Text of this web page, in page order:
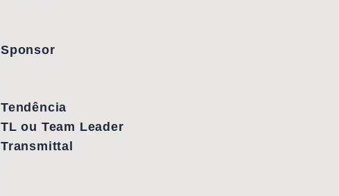
Sponsor
Tendência
TL ou Team Leader
Transmittal